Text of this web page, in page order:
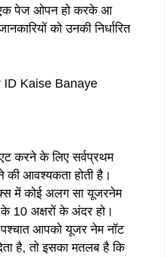
पेज ओपन हो करके आ
को उनकी निर्धारित
करने के लिए सर्वप्रथम
आवश्यकता होती है।
में कोई अलग सा यूजरनेम
10 अक्षरों के अंदर हो।
आपको यूजर नेम नॉट
है, तो इसका मतलब है कि